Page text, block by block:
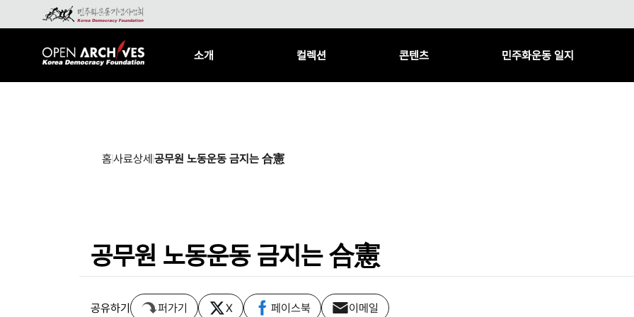
소개 컬렉션 콘텐츠 민주화운동 일지
홈사료상세공무원 노동운동 금지는 合憲
공무원 노동운동 금지는 合憲
공유하기 퍼가기 X 페이스북 이메일